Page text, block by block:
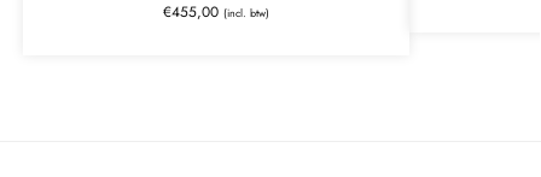
€455,00 (incl. btw)